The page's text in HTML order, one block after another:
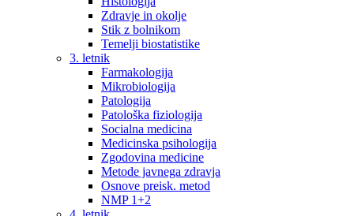
Zdravje in okolje
Stik z bolnikom
Temelji biostatistike
3. letnik
Farmakologija
Mikrobiologija
Patologija
Patološka fiziologija
Socialna medicina
Medicinska psihologija
Zgodovina medicine
Metode javnega zdravja
Osnove preisk. metod
NMP 1+2